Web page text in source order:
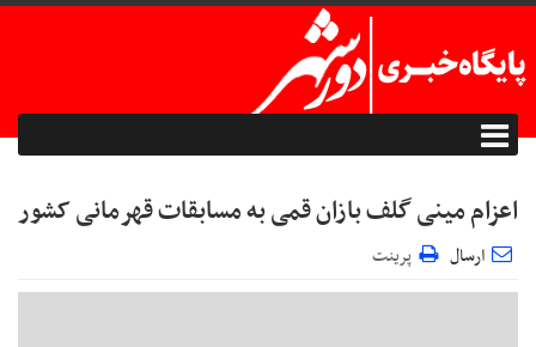
اعزام مینی گلف بازان قمی به مسابقات قهرمانی کشور
ارسال پرینت